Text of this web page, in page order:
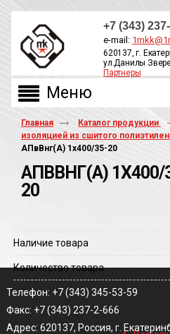
+7 (343)
e-mail:
620137, г.
ул.Данилы
Партнеры
Главная Каталог продукции
изоляцией из сшитого
АПвВнг(A) 1х400/35-20
АПВВНГ(A) 1Х400/
20
Наличие товара
Количество товара
Телефон: +7 (343) 345-53-59
Факс: +7 (343) 237-2-666
Адрес: 620137, Россия, г.